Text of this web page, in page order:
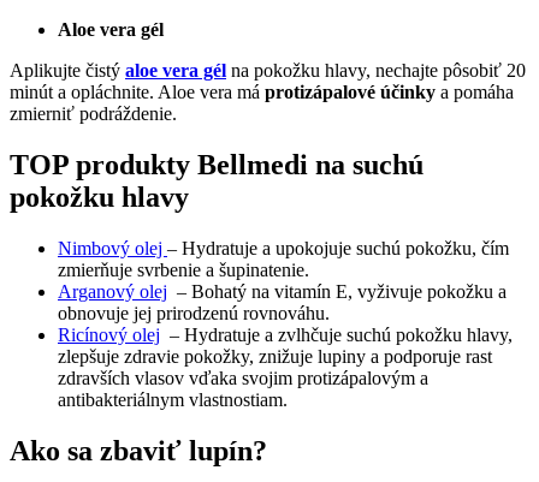
Aloe vera gél
Aplikujte čistý aloe vera gél na pokožku hlavy, nechajte pôsobiť 20
minút a opláchnite. Aloe vera má protizápalové účinky a pomáha
zmierniť podráždenie.
TOP produkty Bellmedi na suchú
pokožku hlavy
Nimbový olej – Hydratuje a upokojuje suchú pokožku, čím
zmierňuje svrbenie a šupinatenie.
Arganový olej – Bohatý na vitamín E, vyživuje pokožku a
obnovuje jej prirodzenú rovnováhu.
Ricínový olej – Hydratuje a zvlhčuje suchú pokožku hlavy,
zlepšuje zdravie pokožky, znižuje lupiny a podporuje rast
zdravších vlasov vďaka svojim protizápalovým a
antibakteriálnym vlastnostiam.
Ako sa zbaviť lupín?